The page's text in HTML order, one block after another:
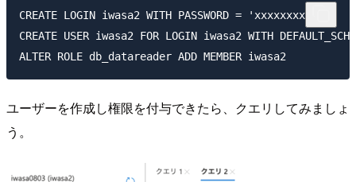
CREATE LOGIN iwasa2 WITH PASSWORD = 'xxxxxxxx'
CREATE USER iwasa2 FOR LOGIN iwasa2 WITH
ユーザーを作成し権限を付与できたら、クエリしてみましょ
う。